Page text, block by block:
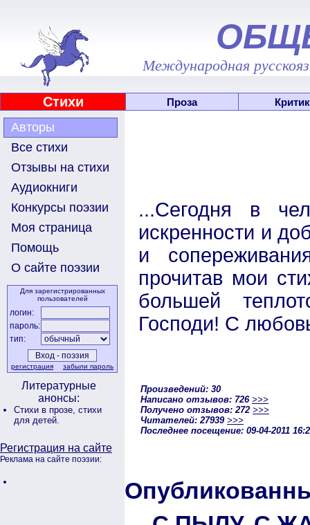
Международная
Стихи Проза
Авторы
Все стихи
Отзывы на стихи
Аудиокниги
Конкурсы поэзии
Моя страница
Помощь
О сайте поэзии
Для зарегистрированных
пользователей
логин:
пароль:
тип:
регистрация забыли пароль
Литературные
анонсы:
Стихи в прозе, стихи
для детей.
Регистрация на сайте
Реклама на сайте поэзии:
...Сегодня в
искренности и
и
прочитав мои
большей
Господи! С
Произведений: 30
Написано отзывов: 726 >>>
Получено отзывов: 272 >>>
Читателей: 27939 >>>
Последнее посещение: 09-04-2011